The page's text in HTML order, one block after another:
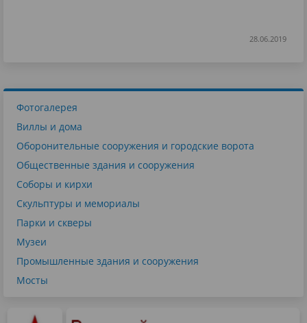
28.06.2019
Фотогалерея
Виллы и дома
Оборонительные сооружения и городские ворота
Общественные здания и сооружения
Соборы и кирхи
Скульптуры и мемориалы
Парки и скверы
Музеи
Промышленные здания и сооружения
Мосты